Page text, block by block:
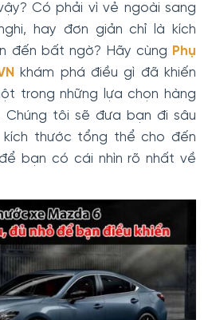
Có phải vì vẻ ngoài sang
hay đơn giản chỉ là kích
đến bất ngờ? Hãy cùng Phụ
khám phá điều gì đã khiến
trong những lựa chọn hàng
Chúng tôi sẽ đưa bạn đi sâu
thước tổng thể cho đến
bạn có cái nhìn rõ nhất về